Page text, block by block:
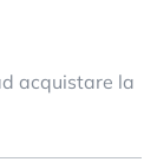
acquistare la